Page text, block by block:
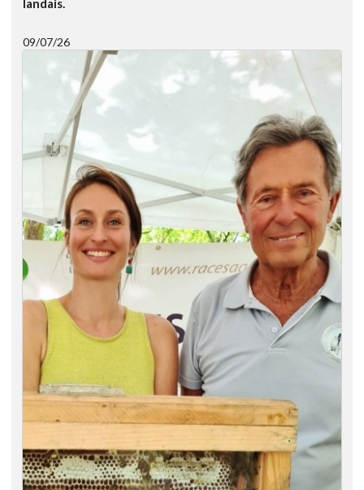
landais.
09/07/26